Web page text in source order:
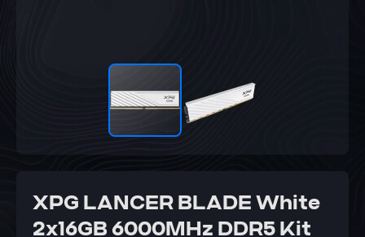
XPG LANCER BLADE White
2x16GB 6000MHz DDR5 Kit